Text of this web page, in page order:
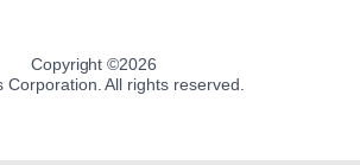
Copyright ©2026
Corporation. All rights reserved.